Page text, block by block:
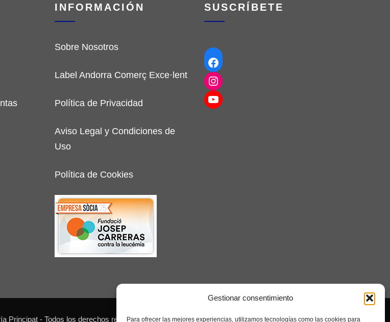
Gestionar consentimiento
Para ofrecer las mejores experiencias, utilizamos tecnologías como las cookies para
INFORMACIÓN
Sobre Nosotros
Label Andorra Comerç Exce·lent
Política de Privacidad
Aviso Legal y Condiciones de
Uso
Política de Cookies
SUSCRÍBETE
Facebook
Instagram
YouTube
Principat - Todos los derechos reservados - Seolab